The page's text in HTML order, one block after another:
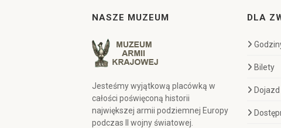
NASZE MUZEUM
Jesteśmy wyjątkową placówką w
całości poświęconą historii
największej armii podziemnej Europy
podczas II wojny światowej.
DLA
Bilety
Dojazd